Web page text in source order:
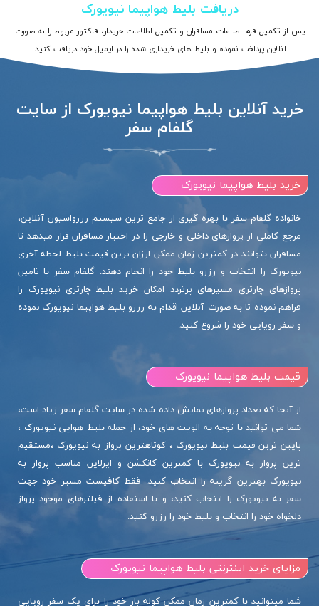
دریافت بلیط هواپیما نیویورک
پس از تکمیل فرم اطلاعات مسافران و تکمیل اطلاعات خریدار، فاکتور مربوط را به صورت
آنلاین پرداخت نموده و بلیط های خریداری شده را در ایمیل خود دریافت کنید.
خرید آنلاین بلیط هواپیما نیویورک از سایت
گلفام سفر
خرید بلیط هواپیما نیویورک
خانواده گلفام سفر با بهره گیری از جامع ترین سیستم رزرواسیون آنلاین،
مرجع کاملی از پروازهای داخلی و خارجی را در اختیار مسافران قرار میدهد تا
مسافران بتوانند در کمترین زمان ممکن ارزان ترین قیمت بلیط لحظه آخری
نیویورک را انتخاب و رزرو بلیط خود را انجام دهند. گلفام سفر با تامین
پروازهای چارتری مسیرهای پرتردد امکان خرید بلیط چارتری نیویورک را
فراهم نموده تا به صورت آنلاین اقدام به رزرو بلیط هواپیما نیویورک نموده
و سفر رویایی خود را شروع کنید.
قیمت بلیط هواپیما نیویورک
از آنجا که تعداد پروازهای نمایش داده شده در سایت گلفام سفر زیاد است،
شما می توانید با توجه به الویت های خود، از جمله بلیط هوایی نیویورک ،
پایین ترین قیمت بلیط نیویورک ، کوتاهترین پرواز به نیویورک ،مستقیم
ترین پرواز به نیویورک با کمترین کانکشن و ایرلاین مناسب پرواز به
نیویورک بهترین گزینه را انتخاب کنید. فقط کافیست مسیر خود جهت
سفر به نیویورک را انتخاب کنید، و با استفاده از فیلترهای موجود پرواز
دلخواه خود را انتخاب و بلیط خود را رزرو کنید.
مزایای خرید اینترنتی بلیط هواپیما نیویورک
شما میتوانید با کمترین زمان ممکن کوله بار خود را برای یک سفر رویایی